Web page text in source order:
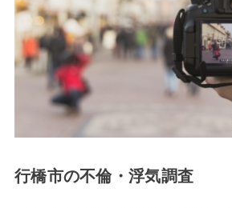
行橋市の不倫・浮気調査